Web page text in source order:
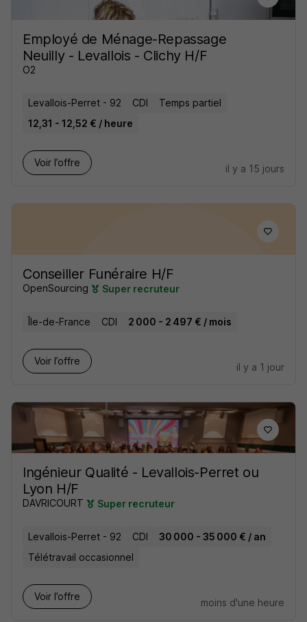
Employé de Ménage-Repassage
Neuilly - Levallois - Clichy H/F
O2
Levallois-Perret - 92 CDI
Temps partiel
12,31 - 12,52 € / heure
Voir l’offre
il y a 15 jours
Conseiller Funéraire H/F
OpenSourcing Super recruteur
Île-de-France CDI 2 000 - 2 497 € / mois
Voir l’offre
il y a 1 jour
Ingénieur Qualité - Levallois-Perret ou
Lyon H/F
DAVRICOURT Super recruteur
Levallois-Perret - 92 CDI
30 000 - 35 000 € / an
Télétravail occasionnel
Voir l’offre
moins d'une heure